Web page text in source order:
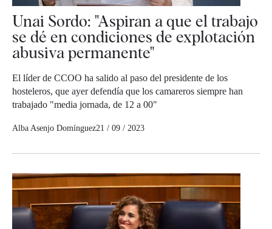
Unai Sordo: "Aspiran a que el trabajo
se dé en condiciones de explotación
abusiva permanente"
El líder de CCOO ha salido al paso del presidente de los
hosteleros, que ayer defendía que los camareros siempre han
trabajado "media jornada, de 12 a 00"
Alba Asenjo Domínguez21 / 09 / 2023